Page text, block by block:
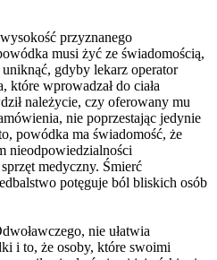
przyznanego
musi żyć ze świadomością,
gdyby lekarz operator
które wprowadzał do ciała
należycie, czy oferowany mu
nie poprzestając jedynie
powódka ma świadomość, że
nieodpowiedzialności
medyczny. Śmierć
potęguje ból bliskich osób
nie ułatwia
i to, że osoby, które swoimi